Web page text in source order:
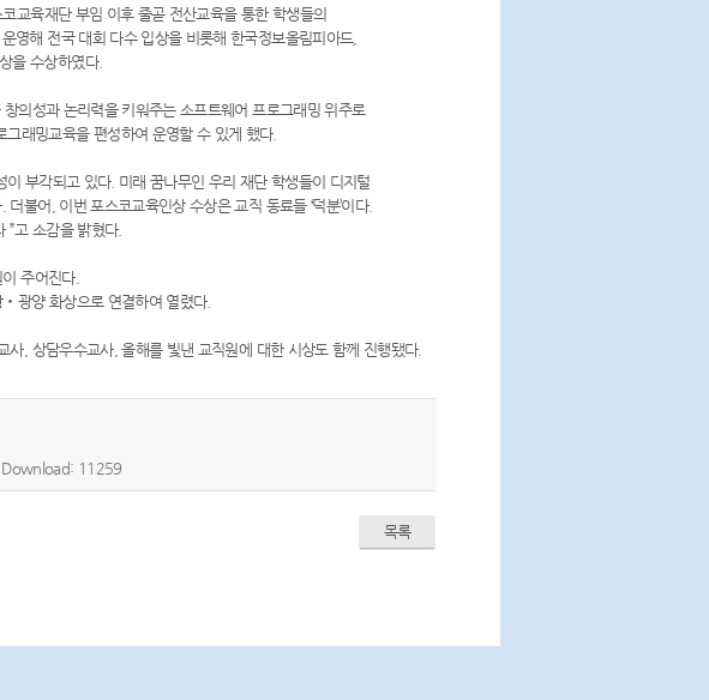
교육재단 부임 이후 줄곧 전산교육을 통한 학생들의
영해 전국 대회 다수 입상을 비롯해 한국정보올림피아드,
을 수상하였다.
의성과 논리력을 키워주는 소프트웨어 프로그래밍 위주로
래밍교육을 편성하여 운영할 수 있게 했다.
부각되고 있다. 미래 꿈나무인 우리 재단 학생들이 디지털
불어, 이번 포스코교육인상 수상은 교직 동료들 ‘덕분’이다.
”고 소감을 밝혔다.
주어진다.
광양 화상으로 연결하여 열렸다.
, 상담우수교사, 올해를 빛낸 교직원에 대한 시상도 함께 진행됐다.
Download: 11259
목록